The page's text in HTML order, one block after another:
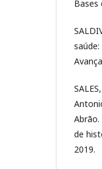
Bases
de
2019.